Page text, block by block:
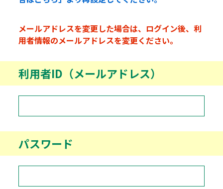
メールアドレスを変更した場合は、ログイン後、利
用者情報のメールアドレスを変更ください。
利用者ID（メールアドレス）
パスワード